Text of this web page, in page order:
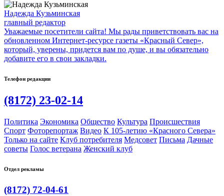
Надежда Кузьминская
главный редактор
Уважаемые посетители сайта! Мы рады приветствовать вас на
обновленном Интернет-ресурсе газеты «Красный Север»,
который, уверены, придется вам по душе, и вы обязательно
добавите его в свои закладки.
Телефон редакции
(8172) 23-02-14
Политика Экономика Общество Культура Происшествия
Спорт Фоторепортаж Видео К 105-летию «Красного Севера»
Только на сайте Клуб потребителя Медсовет Письма Дачные
советы Голос ветерана Женский клуб
Отдел рекламы
(8172) 72-04-61